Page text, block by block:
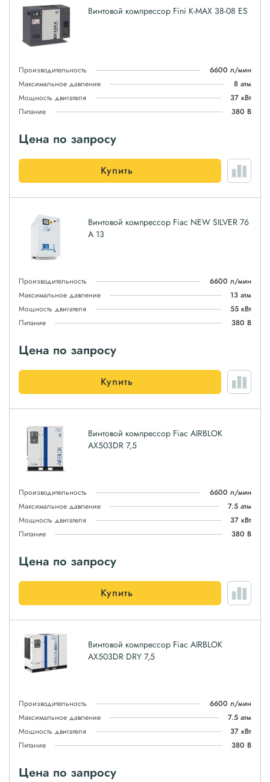
Винтовой компрессор Fini K-MAX 38-08 ES
Производительность
6600 л/мин
Максимальное давление
8 атм
Мощность двигателя
37 кВт
Питание
380 В
Цена по запросу
Купить
Винтовой компрессор Fiac NEW SILVER 76
A 13
Производительность
6600 л/мин
Максимальное давление
13 атм
Мощность двигателя
55 кВт
Питание
380 В
Цена по запросу
Купить
Винтовой компрессор Fiac AIRBLOK
AX503DR 7,5
Производительность
6600 л/мин
Максимальное давление
7.5 атм
Мощность двигателя
37 кВт
Питание
380 В
Цена по запросу
Купить
Винтовой компрессор Fiac AIRBLOK
AX503DR DRY 7,5
Производительность
6600 л/мин
Максимальное давление
7.5 атм
Мощность двигателя
37 кВт
Питание
380 В
Цена по запросу